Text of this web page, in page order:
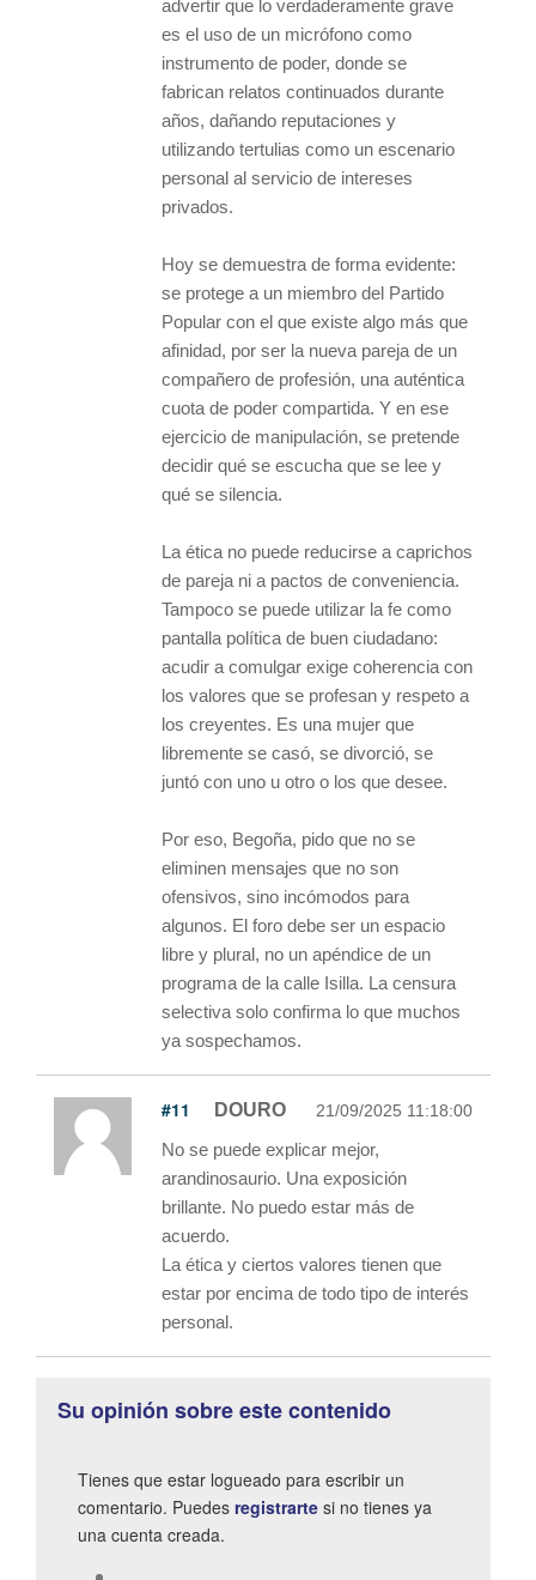
advertir que lo verdaderamente grave
es el uso de un micrófono como
instrumento de poder, donde se
fabrican relatos continuados durante
años, dañando reputaciones y
utilizando tertulias como un escenario
personal al servicio de intereses
privados.
Hoy se demuestra de forma evidente:
se protege a un miembro del Partido
Popular con el que existe algo más que
afinidad, por ser la nueva pareja de un
compañero de profesión, una auténtica
cuota de poder compartida. Y en ese
ejercicio de manipulación, se pretende
decidir qué se escucha que se lee y
qué se silencia.
La ética no puede reducirse a caprichos
de pareja ni a pactos de conveniencia.
Tampoco se puede utilizar la fe como
pantalla política de buen ciudadano:
acudir a comulgar exige coherencia con
los valores que se profesan y respeto a
los creyentes. Es una mujer que
libremente se casó, se divorció, se
juntó con uno u otro o los que desee.
Por eso, Begoña, pido que no se
eliminen mensajes que no son
ofensivos, sino incómodos para
algunos. El foro debe ser un espacio
libre y plural, no un apéndice de un
programa de la calle Isilla. La censura
selectiva solo confirma lo que muchos
ya sospechamos.
#11 DOURO 21/09/2025 11:18:00
No se puede explicar mejor,
arandinosaurio. Una exposición
brillante. No puedo estar más de
acuerdo.
La ética y ciertos valores tienen que
estar por encima de todo tipo de interés
personal.
Su opinión sobre este contenido
Tienes que estar logueado para escribir un
comentario. Puedes registrarte si no tienes ya
una cuenta creada.